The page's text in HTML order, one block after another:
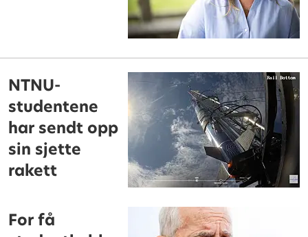
NTNU-
studentene
har sendt opp
sin sjette
rakett
For få